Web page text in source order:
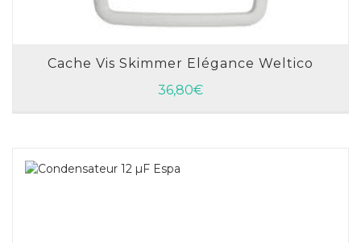
Cache Vis Skimmer Elégance Weltico
36,80€
AJOUTER AU PANIER